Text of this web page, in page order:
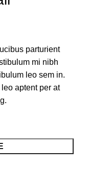
parturient
mi nibh
leo sem in.
aptent per at